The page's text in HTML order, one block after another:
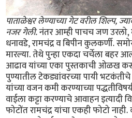
पाताळेश्वर लेण्याच्या गेट वरील शिल्प,
नजर गेली.नंतर आम्ही पाचच जण उरलो,
धनावडे, रामचंद्र व बिपीन कुलकर्णी.
मारल्या. तेथे पुन्हा एकदा चर्चेला बहर
आढाव यांच्या एका पुस्तकाची ओळख
पुण्यातील टेकड्यांवरच्या पायी
यांच्या वजन कमी करण्याच्या
वाईला कट्टा करण्याचे आवाहन इत्यादी
फोटोंत रामचंद्र यांचा एकही फोटो